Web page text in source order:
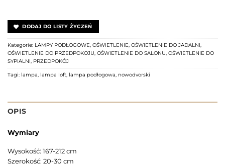
DODAJ DO LISTY ŻYCZEŃ
Kategorie: LAMPY PODŁOGOWE OŚWIETLENIE OŚWIETLENIE DO JADALNI
OŚWIETLENIE DO PRZEDPOKOJU OŚWIETLENIE DO SALONU OŚWIETLENIE DO
SYPIALNI PRZEDPOKÓJ
Tagi: lampa lampa loft lampa podłogowa nowodvorski
OPIS
Wymiary
Wysokość: 167-212 cm
Szerokość: 20-30 cm